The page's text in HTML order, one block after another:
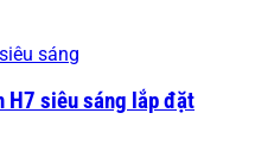
H7 siêu sáng lắp đặt